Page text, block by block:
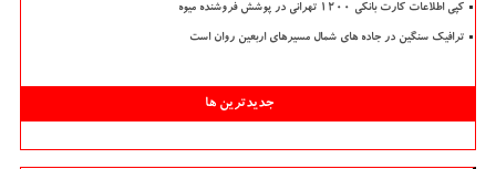
کپی اطلاعات کارت بانکی ۱۲۰۰ تهرانی در پوشش فروشنده میوه
ترافیک سنگین در جاده های شمال مسیرهای اربعین روان است
جدیدترین ها